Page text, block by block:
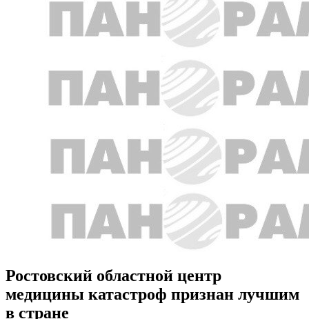
Ростовский областной центр
медицины катастроф признан лучшим
в стране